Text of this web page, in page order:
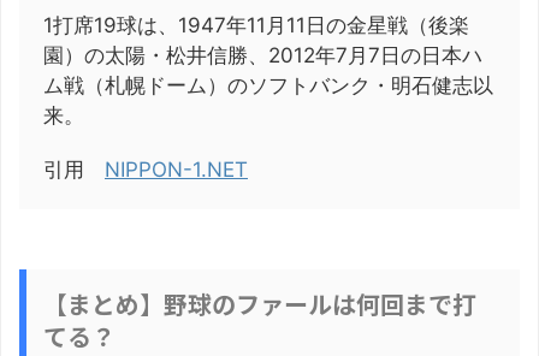
1打席19球は、1947年11月11日の金星戦（後楽
園）の太陽・松井信勝、2012年7月7日の日本ハ
ム戦（札幌ドーム）のソフトバンク・明石健志以
来。
引用 NIPPON-1.NET
【まとめ】野球のファールは何回まで打
てる？